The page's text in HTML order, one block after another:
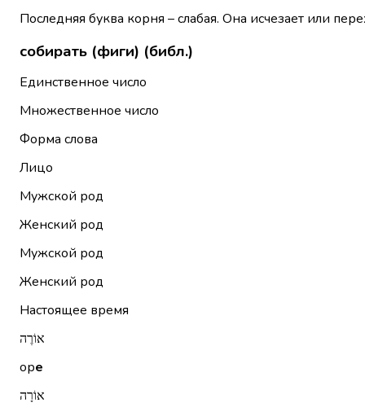
Последняя буква корня – слабая. Она исчезает или
собирать (фиги) (библ.)
Единственное число
Множественное число
Форма слова
Лицо
Мужской род
Женский род
Мужской род
Женский род
Настоящее время
אוֹרֶה
оре
אוֹרָה